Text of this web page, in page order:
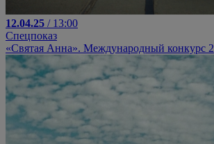
12.04.25 / 13:00
Спецпоказ
«Святая Анна». Международный конкурс 2